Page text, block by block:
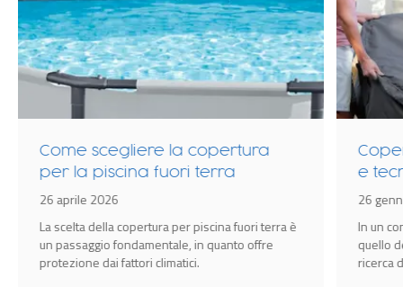
Come scegliere la copertura
per la piscina fuori terra
26 aprile 2026
La scelta della copertura per piscina fuori terra è
un passaggio fondamentale, in quanto offre
protezione dai fattori climatici.
e
26
In un
quello
ricerca